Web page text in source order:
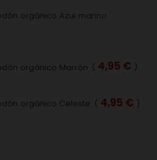
orgánico Azul marino
orgánico Marrón ( 4,95 € )
orgánico Celeste ( 4,95 € )